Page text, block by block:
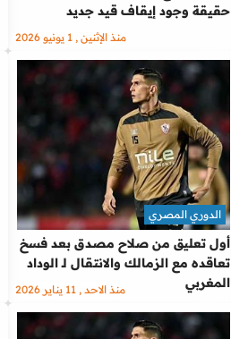
حقيقة وجود إيقاف قيد جديد
منذ الإثنين , 1 يونيو 2026
أول تعليق من صلاح مصدق بعد فسخ
تعاقده مع الزمالك والانتقال لـ الوداد
المغربي
الدوري المصري
منذ الاحد , 11 يناير 2026